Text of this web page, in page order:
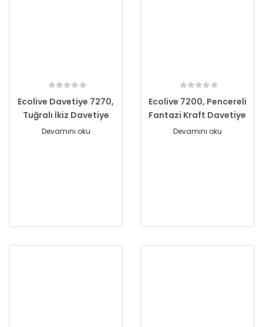
Ecolive Davetiye 7270,
Tuğralı İkiz Davetiye
Devamını oku
Ecolive 7200, Pencereli
Fantazi Kraft Davetiye
Devamını oku